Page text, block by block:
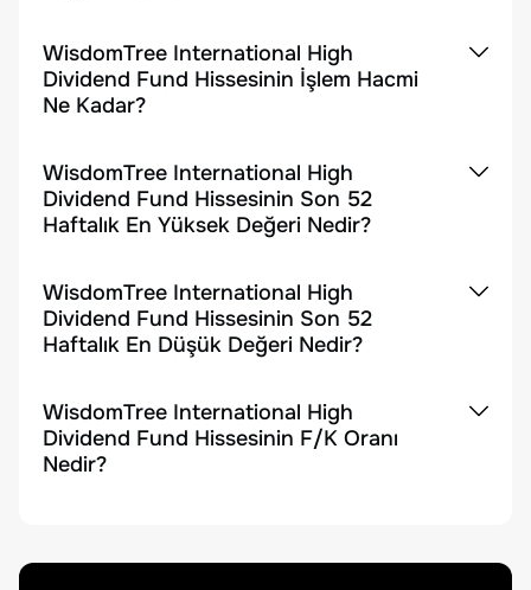
WisdomTree International High
Dividend Fund Hissesinin İşlem Hacmi
Ne Kadar?
WisdomTree International High
Dividend Fund Hissesinin Son 52
Haftalık En Yüksek Değeri Nedir?
WisdomTree International High
Dividend Fund Hissesinin Son 52
Haftalık En Düşük Değeri Nedir?
WisdomTree International High
Dividend Fund Hissesinin F/K Oranı
Nedir?